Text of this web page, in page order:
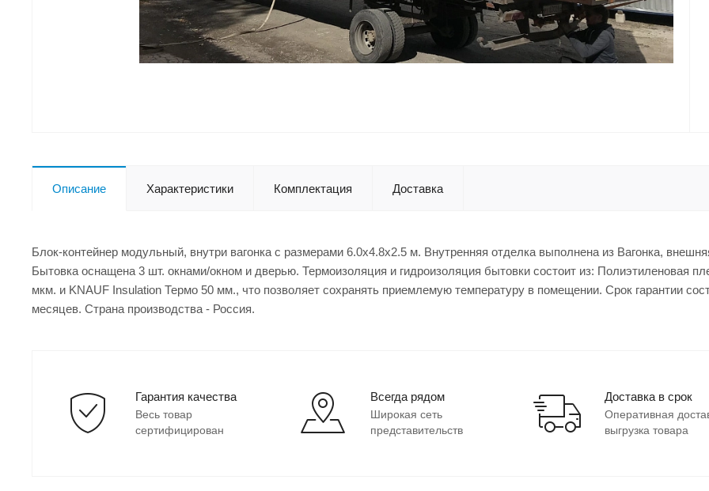
Описание Характеристики Комплектация Доставка
Блок-контейнер модульный, внутри вагонка с размерами 6.0x4.8x2.5 м. Внутренняя отделка выполнена из Вагонка,
Бытовка оснащена 3 шт. окнами/окном и дверью. Термоизоляция и гидроизоляция бытовки состоит из: Полиэтиленовая
мкм. и KNAUF Insulation Термо 50 мм., что позволяет сохранять приемлемую температуру в помещении. Срок гарантии
месяцев. Страна производства - Россия.
Гарантия качества
Весь товар
сертифицирован
Всегда рядом
Широкая сеть
представительств
Доставка в срок
Оперативная
выгрузка товара